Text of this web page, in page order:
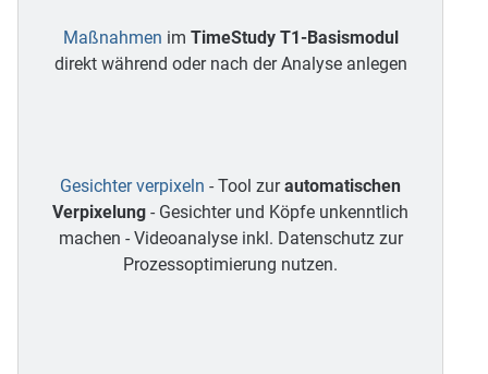
Maßnahmen im TimeStudy T1-Basismodul
direkt während oder nach der Analyse anlegen
Gesichter verpixeln - Tool zurautomatischen
Verpixelung - Gesichter und Köpfe unkenntlich
machen - Videoanalyse inkl. Datenschutz zur
Prozessoptimierung nutzen.